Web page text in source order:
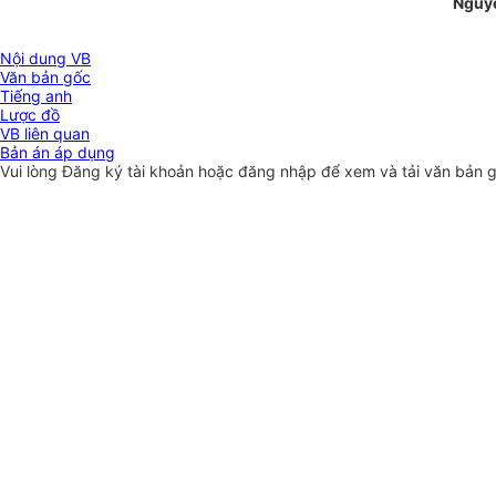
Nội dung VB
Văn bản gốc
Tiếng anh
Lược đồ
VB liên quan
Bản án áp dụng
Vui lòngĐăng ký tài khoản hoặc đăng nhập để xem và tải văn bản